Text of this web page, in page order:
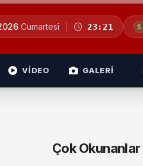
Cumartesi 23:21
VİDEO GALERİ
Çok Okunanlar